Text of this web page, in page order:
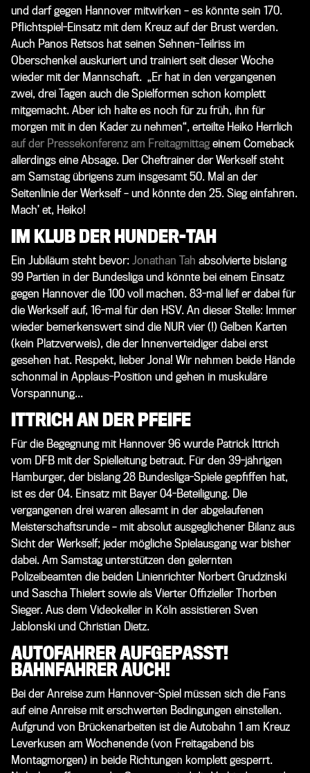
und darf gegen Hannover mitwirken – es könnte sein 170.
Pflichtspiel-Einsatz mit dem Kreuz auf der Brust werden.
Auch Panos Retsos hat seinen Sehnen-Teilriss im
Oberschenkel auskuriert und trainiert seit dieser Woche
wieder mit der Mannschaft. „Er hat in den vergangenen
zwei, drei Tagen auch die Spielformen schon komplett
mitgemacht. Aber ich halte es noch für zu früh, ihn für
morgen mit in den Kader zu nehmen“, erteilte Heiko Herrlich
auf der Pressekonferenz am Freitagmittageinem Comeback
allerdings eine Absage. Der Cheftrainer der Werkself steht
am Samstag übrigens zum insgesamt 50. Mal an der
Seitenlinie der Werkself – und könnte den 25. Sieg einfahren.
Mach’ et, Heiko!
IM KLUB DER HUNDER-TAH
Ein Jubiläum steht bevor: Jonathan Tah absolvierte bislang
99 Partien in der Bundesliga und könnte bei einem Einsatz
gegen Hannover die 100 voll machen. 83-mal lief er dabei für
die Werkself auf, 16-mal für den HSV. An dieser Stelle: Immer
wieder bemerkenswert sind die NUR vier (!) Gelben Karten
(kein Platzverweis), die der Innenverteidiger dabei erst
gesehen hat. Respekt, lieber Jona! Wir nehmen beide Hände
schonmal in Applaus-Position und gehen in muskuläre
Vorspannung...
ITTRICH AN DER PFEIFE
Für die Begegnung mit Hannover 96 wurde Patrick Ittrich
vom DFB mit der Spielleitung betraut. Für den 39-jährigen
Hamburger, der bislang 28 Bundesliga-Spiele gepfiffen hat,
ist es der 04. Einsatz mit Bayer 04-Beteiligung. Die
vergangenen drei waren allesamt in der abgelaufenen
Meisterschaftsrunde – mit absolut ausgeglichener Bilanz aus
Sicht der Werkself; jeder mögliche Spielausgang war bisher
dabei. Am Samstag unterstützen den gelernten
Polizeibeamten die beiden Linienrichter Norbert Grudzinski
und Sascha Thielert sowie als Vierter Offizieller Thorben
Sieger. Aus dem Videokeller in Köln assistieren Sven
Jablonski und Christian Dietz.
AUTOFAHRER AUFGEPASST!
BAHNFAHRER AUCH!
Bei der Anreise zum Hannover-Spiel müssen sich die Fans
auf eine Anreise mit erschwerten Bedingungen einstellen.
Aufgrund von Brückenarbeiten ist die Autobahn 1 am Kreuz
Leverkusen am Wochenende (von Freitagabend bis
Montagmorgen) in beide Richtungen komplett gesperrt.